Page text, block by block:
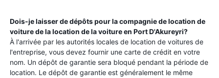
Dois-je laisser de dépôts pour la compagnie de location de
voiture de la location de la voiture en Port D'Akureyri?
À l'arrivée par les autorités locales de location de voitures de
l'entreprise, vous devez fournir une carte de crédit en votre
nom. Un dépôt de garantie sera bloqué pendant la période de
location. Le dépôt de garantie est généralement le même